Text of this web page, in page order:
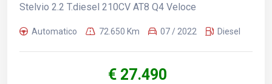
Stelvio 2.2 T.diesel 210CV AT8 Q4 Veloce
Automatico 72.650 Km 07 / 2022 Diesel
€ 27.490